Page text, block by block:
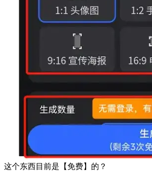
这个东西目前是【免费】的？